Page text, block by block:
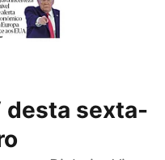
desta sexta-